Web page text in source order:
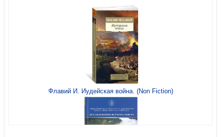
Свет миру (Популярная библиотека отцов и учителей
церкви)
Службы Первой седмицы Великого Поста. В 6-х кн
Флавий И. Иудейская война. (Non Fiction)